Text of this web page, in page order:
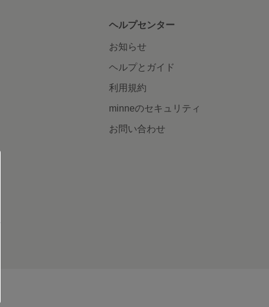
ヘルプセンター
お知らせ
ヘルプとガイド
利用規約
minneのセキュリティ
お問い合わせ